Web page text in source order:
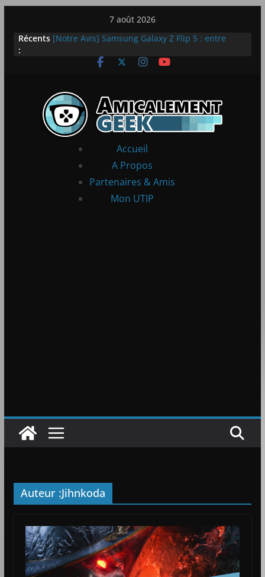
contenu
7 août 2026
Récents
:
[Notre Avis] Samsung Galaxy Z Flip 5 : entre
innovation et quotidien
[PS5] New World Aeternum [Notre Avis]
[Notre Avis] Spy x Family: Code White
Accueil
A Propos
Partenaires & Amis
Mon UTIP
Auteur :Jihnkoda